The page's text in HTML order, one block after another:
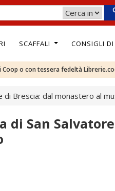
SCAFFALI CONSIGLI DI
o con tessera fedeltà
di Brescia: dal monastero al
di San